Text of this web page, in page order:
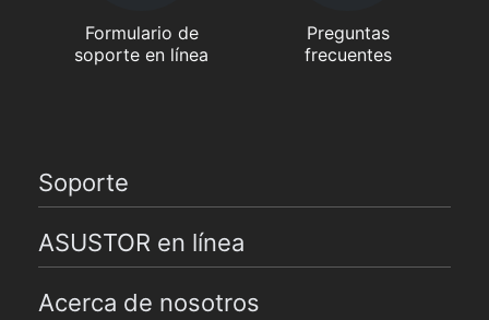
Formulario de
soporte en línea
Preguntas
frecuentes
Soporte
ASUSTOR en línea
Acerca de nosotros